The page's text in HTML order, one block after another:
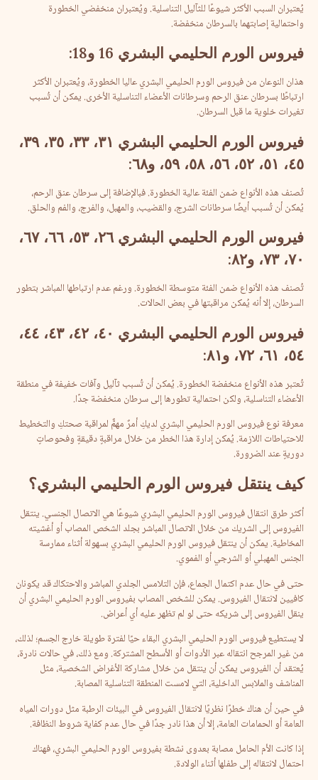
يُعتبران السبب الأكثر شيوعًا للثآليل التناسلية. ويُعتبران منخفضي الخطورة
واحتمالية إصابتهما بالسرطان منخفضة.
فيروس الورم الحليمي البشري و18:
هذان النوعان من فيروس الورم الحليمي البشري عاليا الخطورة، ويُعتبران الأكثر
ارتباطًا بسرطان عنق الرحم وسرطانات الأعضاء التناسلية الأخرى. يمكن أن تُسبب
تغيرات خلوية ما قبل السرطان.
فيروس الورم الحليمي البشري ٣١، ٣٣، ٣٥، ٣٩،
٤٥،
٥١، ٥٢، ٥٦، ٥٨، ٥٩، و٦٨ :
تُصنف هذه الأنواع ضمن الفئة عالية الخطورة. فبالإضافة إلى سرطان عنق الرحم،
يُمكن أن تُسبب أيضًا سرطانات الشرج، والقضيب، والمهبل، والفرج، والفم والحلق.
فيروس الورم الحليمي البشري ٢٦، ٥٣، ٦٦، ٦٧،
٧٠، ٧٣، و٨٢ :
تُصنف هذه الأنواع ضمن الفئة متوسطة الخطورة. ورغم عدم ارتباطها المباشر بتطور
السرطان، إلا أنه يُمكن مراقبتها في بعض الحالات.
فيروس الورم الحليمي البشري ٤٠، ٤٢، ٤٣، ٤٤،
٥٤،
٦١، ٧٢، و٨١ :
تُعتبر هذه الأنواع منخفضة الخطورة. يُمكن أن تُسبب ثآليل وآفات خفيفة في منطقة
الأعضاء التناسلية، ولكن احتمالية تطورها إلى سرطان منخفضة جدًا.
معرفة نوع فيروس الورم الحليمي البشري لديكِ أمرٌ مهمٌّ لمراقبة صحتكِ والتخطيط
للاحتياطات اللازمة. يُمكن إدارة هذا الخطر من خلال مراقبةٍ دقيقةٍ وفحوصاتٍ
دوريةٍ عند الضرورة.
كيف ينتقل فيروس الورم الحليمي البشري؟
أكثر طرق انتقال فيروس الورم الحليمي البشري شيوعًا هي الاتصال الجنسي. ينتقل
الفيروس إلى الشريك من خلال الاتصال المباشر بجلد الشخص المصاب أو أغشيته
المخاطية. يمكن أن ينتقل فيروس الورم الحليمي البشري بسهولة أثناء ممارسة
الجنس المهبلي أو الشرجي أو الفموي.
حتى في حال عدم اكتمال الجماع، فإن التلامس الجلدي المباشر والاحتكاك قد يكونان
كافيين لانتقال الفيروس. يمكن للشخص المصاب بفيروس الورم الحليمي البشري أن
ينقل الفيروس إلى شريكه حتى لو لم تظهر عليه أي أعراض.
لا يستطيع فيروس الورم الحليمي البشري البقاء حيًا لفترة طويلة خارج الجسم؛ لذلك،
من غير المرجح انتقاله عبر الأدوات أو الأسطح المشتركة. ومع ذلك، في حالات نادرة،
يُعتقد أن الفيروس يمكن أن ينتقل من خلال مشاركة الأغراض الشخصية، مثل
المناشف والملابس الداخلية، التي لامست المنطقة التناسلية المصابة.
في حين أن هناك خطرًا نظريًا لانتقال الفيروس في البيئات الرطبة مثل دورات المياه
العامة أو الحمامات العامة، إلا أن هذا نادر جدًا في حال عدم كفاية شروط النظافة.
إذا كانت الأم الحامل مصابة بعدوى نشطة بفيروس الورم الحليمي البشري، فهناك
احتمال لانتقاله إلى طفلها أثناء الولادة.